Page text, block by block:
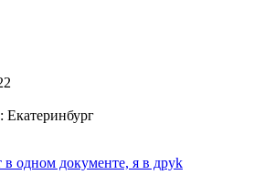
Екатеринбург
в одном документе, я в друk